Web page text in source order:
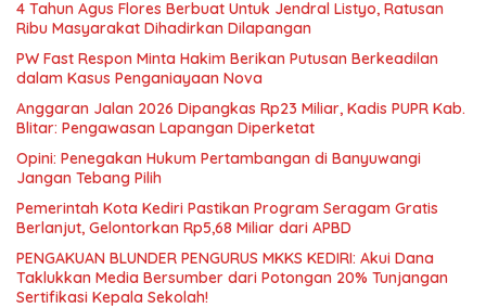
4 Tahun Agus Flores Berbuat Untuk Jendral Listyo, Ratusan
Ribu Masyarakat Dihadirkan Dilapangan
PW Fast Respon Minta Hakim Berikan Putusan Berkeadilan
dalam Kasus Penganiayaan Nova
Anggaran Jalan 2026 Dipangkas Rp23 Miliar, Kadis PUPR Kab.
Blitar: Pengawasan Lapangan Diperketat
Opini: Penegakan Hukum Pertambangan di Banyuwangi
Jangan Tebang Pilih
Pemerintah Kota Kediri Pastikan Program Seragam Gratis
Berlanjut, Gelontorkan Rp5,68 Miliar dari APBD
PENGAKUAN BLUNDER PENGURUS MKKS KEDIRI: Akui Dana
Taklukkan Media Bersumber dari Potongan 20% Tunjangan
Sertifikasi Kepala Sekolah!